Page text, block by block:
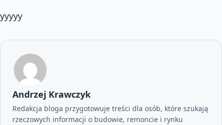
yyyyy
Andrzej Krawczyk
Redakcja bloga przygotowuje treści dla osób, które szukają
rzeczowych informacji o budowie, remoncie i rynku